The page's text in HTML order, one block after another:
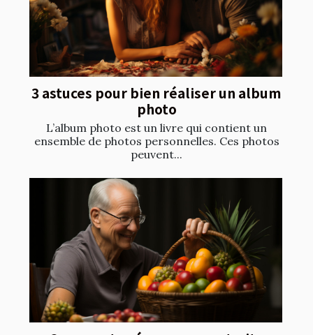
3 astuces pour bien réaliser un album
photo
L’album photo est un livre qui contient un
ensemble de photos personnelles. Ces photos
peuvent...